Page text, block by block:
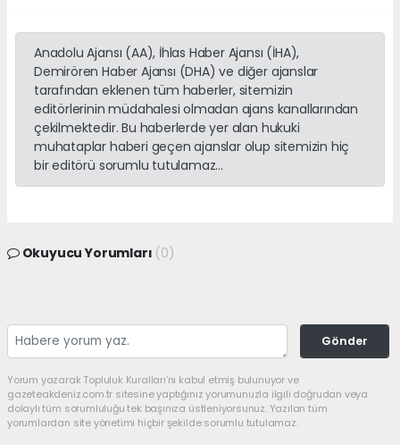
Anadolu Ajansı (AA), İhlas Haber Ajansı (İHA),
Demirören Haber Ajansı (DHA) ve diğer ajanslar
tarafından eklenen tüm haberler, sitemizin
editörlerinin müdahalesi olmadan ajans kanallarından
çekilmektedir. Bu haberlerde yer alan hukuki
muhataplar haberi geçen ajanslar olup sitemizin hiç
bir editörü sorumlu tutulamaz...
Okuyucu Yorumları (0)
Gönder
Yorum yazarak Topluluk Kuralları’nı kabul etmiş bulunuyor ve
gazeteakdeniz.com.tr sitesine yaptığınız yorumunuzla ilgili doğrudan veya
dolaylı tüm sorumluluğu tek başınıza üstleniyorsunuz. Yazılan tüm
yorumlardan site yönetimi hiçbir şekilde sorumlu tutulamaz.